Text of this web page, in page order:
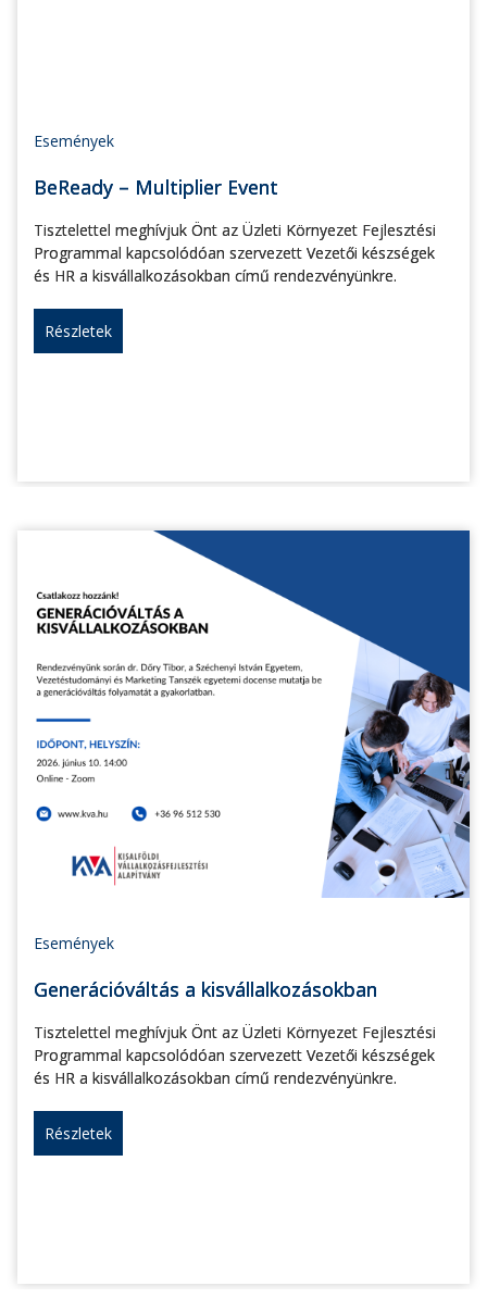
Események
BeReady – Multiplier Event
Tisztelettel meghívjuk Önt az Üzleti Környezet Fejlesztési
Programmal kapcsolódóan szervezett Vezetői készségek
és HR a kisvállalkozásokban című rendezvényünkre.
Részletek
Események
Generációváltás a kisvállalkozásokban
Tisztelettel meghívjuk Önt az Üzleti Környezet Fejlesztési
Programmal kapcsolódóan szervezett Vezetői készségek
és HR a kisvállalkozásokban című rendezvényünkre.
Részletek